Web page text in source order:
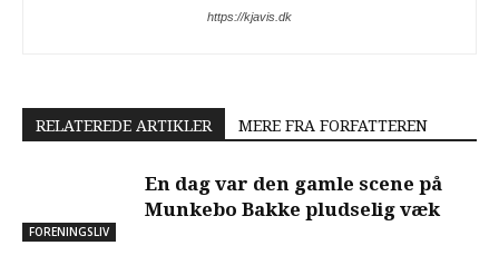
https://kjavis.dk
RELATEREDE ARTIKLER MERE FRA FORFATTEREN
FORENINGSLIV
En dag var den gamle scene på
Munkebo Bakke pludselig væk